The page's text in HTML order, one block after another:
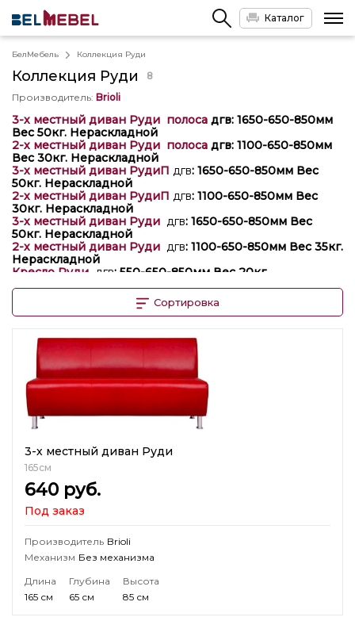
Каталог
БелМебель Коллекция Руди
Коллекция Руди
8
Производитель: Brioli
3-х местный диван Руди полоса дгв: 1650-650-850мм
Вес 50кг. Нераскладной
2-х местный диван Руди полоса дгв: 1100-650-850мм
Вес 30кг. Нераскладной
3-х местный диван РудиП дгв: 1650-650-850мм Вес
50кг. Нераскладной
2-х местный диван РудиП дгв: 1100-650-850мм Вес
30кг. Нераскладной
3-х местный диван Руди дгв: 1650-650-850мм Вес
50кг. Нераскладной
2-х местный диван Руди дгв: 1100-650-850мм Вес 35кг.
Нераскладной
Кресло Руди дгв: 550-650-850мм Вес 20кг.
Нераскладное
: 550-650-850мм Вес 20кг.
Нераскладное
РудиП( опоры металл)
РудиД ( опоры дерево)
Руди полоса ( опоры дерево)
РудиР ( опоры металл)
Каркас– используются брусковые заготовки из цельной
древесины , а так же древесные плиты.
Сортировка
3-х местный диван Руди
165см
640 руб.
Под заказ
Производитель Brioli
Механизм Без механизма
Длина
165 см
Глубина
65 см
Высота
85 см